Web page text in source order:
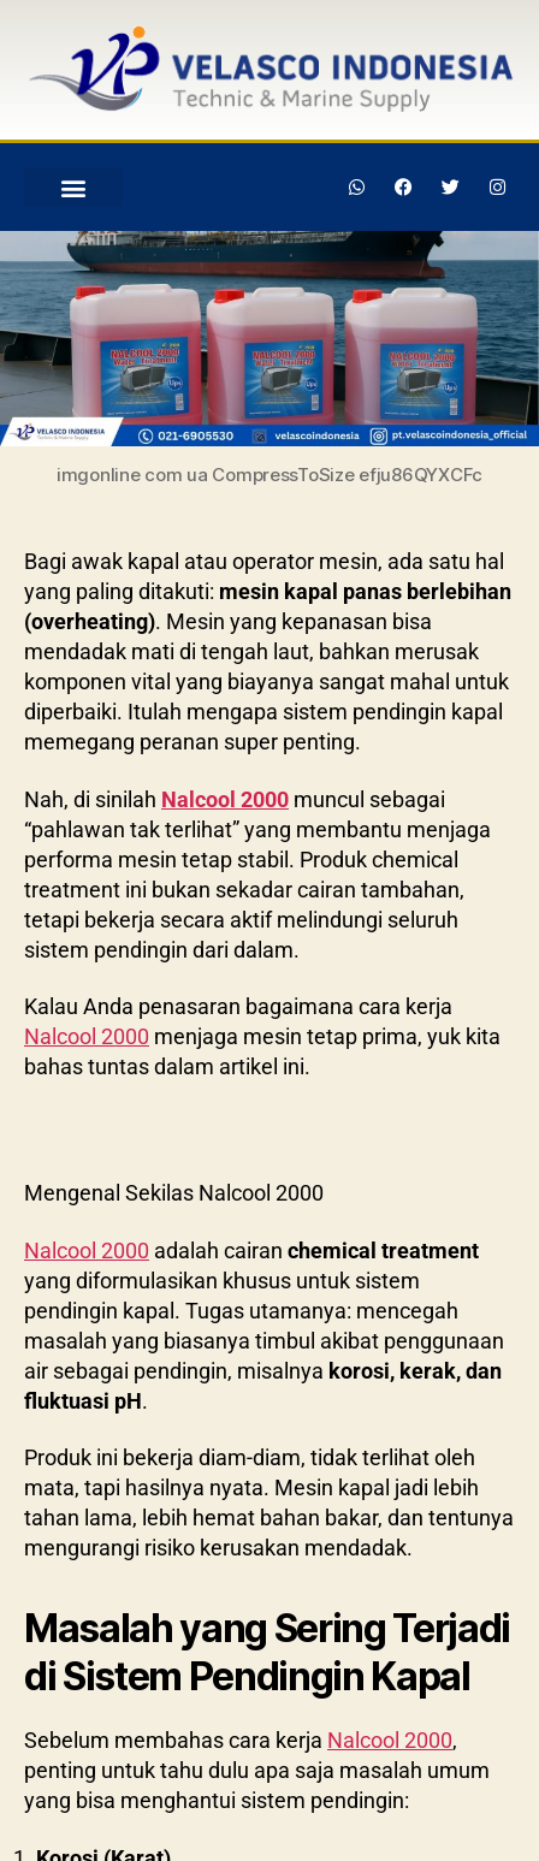
imgonline com ua CompressToSize efju86QYXCFc
Bagi awak kapal atau operator mesin, ada satu hal
yang paling ditakuti: mesin kapal panas berlebihan
(overheating). Mesin yang kepanasan bisa
mendadak mati di tengah laut, bahkan merusak
komponen vital yang biayanya sangat mahal untuk
diperbaiki. Itulah mengapa sistem pendingin kapal
memegang peranan super penting.
Nah, di sinilah Nalcool 2000 muncul sebagai
“pahlawan tak terlihat” yang membantu menjaga
performa mesin tetap stabil. Produk chemical
treatment ini bukan sekadar cairan tambahan,
tetapi bekerja secara aktif melindungi seluruh
sistem pendingin dari dalam.
Kalau Anda penasaran bagaimana cara kerja
Nalcool 2000 menjaga mesin tetap prima, yuk kita
bahas tuntas dalam artikel ini.
Mengenal Sekilas Nalcool 2000
Nalcool 2000 adalah cairan chemical treatment
yang diformulasikan khusus untuk sistem
pendingin kapal. Tugas utamanya: mencegah
masalah yang biasanya timbul akibat penggunaan
air sebagai pendingin, misalnya korosi, kerak, dan
fluktuasi pH.
Produk ini bekerja diam-diam, tidak terlihat oleh
mata, tapi hasilnya nyata. Mesin kapal jadi lebih
tahan lama, lebih hemat bahan bakar, dan tentunya
mengurangi risiko kerusakan mendadak.
Masalah yang Sering Terjadi
di Sistem Pendingin Kapal
Sebelum membahas cara kerja Nalcool 2000,
penting untuk tahu dulu apa saja masalah umum
yang bisa menghantui sistem pendingin: